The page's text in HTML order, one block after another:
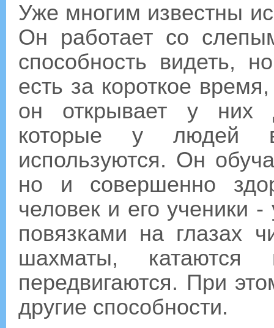
Уже многим известны
Он работает со
способность видеть,
есть за короткое
он открывает у них
которые у людей
используются. Он
но и совершенно
человек и его ученики
повязками на глазах
шахматы, катаются
передвигаются. При
другие способности.